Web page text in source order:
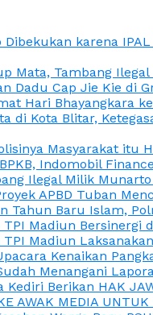
Dibekukan karena
Mata, Tambang
Dadu Cap Jie Kie di
Hari Bhayangkara
di Kota Blitar,
Masyarakat
Indomobil
Ilegal Milik
APBD Tuban
Tahun Baru Islam,
Madiun Bersinergi
Madiun
Kenaikan
Menangani
Kediri Berikan HAK
AWAK MEDIA